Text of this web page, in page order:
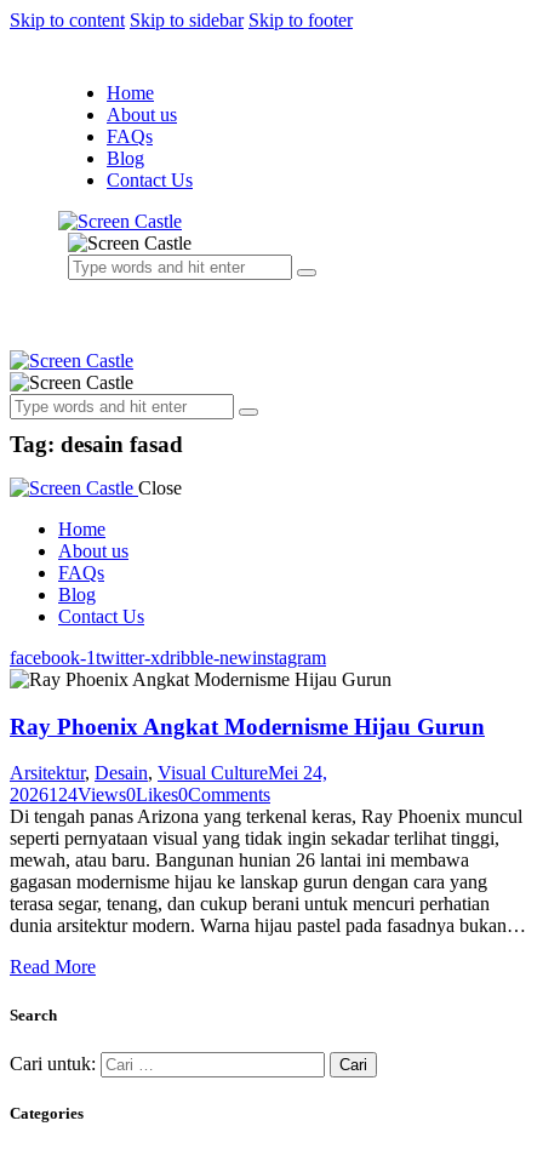
Skip to content Skip to sidebar Skip to footer
Home
About us
FAQs
Blog
Contact Us
Tag: desain fasad
Close
Home
About us
FAQs
Blog
Contact Us
facebook-1twitter-xdribble-newinstagram
Ray Phoenix Angkat Modernisme Hijau Gurun
Arsitektur, Desain, Visual CultureMei 24,
2026124Views0Likes0Comments
Di tengah panas Arizona yang terkenal keras, Ray Phoenix muncul
seperti pernyataan visual yang tidak ingin sekadar terlihat tinggi,
mewah, atau baru. Bangunan hunian 26 lantai ini membawa
gagasan modernisme hijau ke lanskap gurun dengan cara yang
terasa segar, tenang, dan cukup berani untuk mencuri perhatian
dunia arsitektur modern. Warna hijau pastel pada fasadnya bukan…
Read More
Search
Cari untuk:
Categories